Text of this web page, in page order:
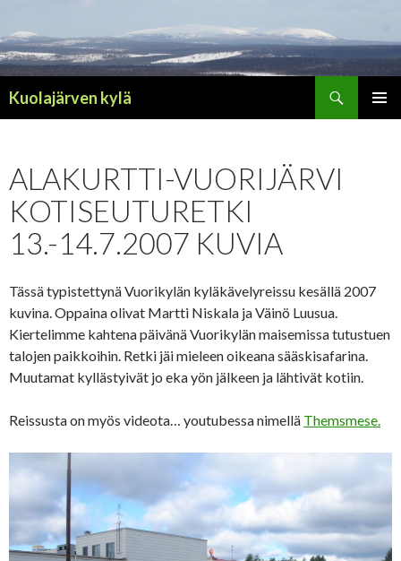
Kuolajärven kylä
ALAKURTTI-VUORIJÄRVI
KOTISEUTURETKI
13.-14.7.2007 KUVIA
Tässä typistettynä Vuorikylän kyläkävelyreissu kesällä 2007
kuvina. Oppaina olivat Martti Niskala ja Väinö Luusua.
Kiertelimme kahtena päivänä Vuorikylän maisemissa tutustuen
talojen paikkoihin. Retki jäi mieleen oikeana sääskisafarina.
Muutamat kyllästyivät jo eka yön jälkeen ja lähtivät kotiin.
Reissusta on myös videota… youtubessa nimellä Themsmese.